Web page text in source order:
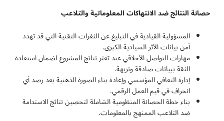
حصانة النتائج ضد الانتهاكات المعلوماتية والتلاعب
المسؤولية القيادية في التبليغ عن الثغرات التقنية التي قد تهدد
أمن بيانات الأثر السيادية الكبرى.
مهارات التواصل الأخلاقي عند تعثر نتائج المشروع لضمان استعادة
الثقة ببيانات صادقة ونزيهة.
إدارة التعافي المؤسسي وإعادة بناء الصورة الذهنية بعد رصد أي
انحراف في قيم العمل الرقمي.
بناء خطة الحصانة المنظومية الشاملة لتحصين نتائج الاستدامة
ضد التلاعب الممنهج بالمعلومات.